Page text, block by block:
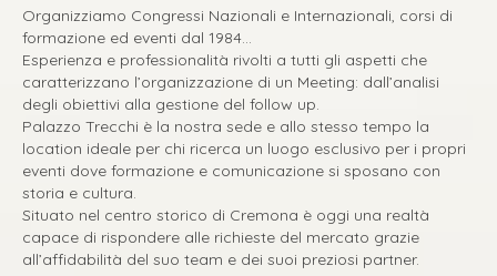
Organizziamo Congressi Nazionali e Internazionali, corsi di
formazione ed eventi dal 1984…
Esperienza e professionalità rivolti a tutti gli aspetti che
caratterizzano l’organizzazione di un Meeting: dall’analisi
degli obiettivi alla gestione del follow up.
Palazzo Trecchi è la nostra sede e allo stesso tempo la
location ideale per chi ricerca un luogo esclusivo per i propri
eventi dove formazione e comunicazione si sposano con
storia e cultura.
Situato nel centro storico di Cremona è oggi una realtà
capace di rispondere alle richieste del mercato grazie
all’affidabilità del suo team e dei suoi preziosi partner.